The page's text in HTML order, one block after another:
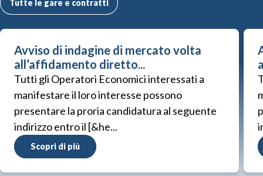
Tutte le gare e contratti
Avviso di indagine di mercato volta
all’affidamento diretto...
Tutti gli Operatori Economici interessati a
manifestare il loro interesse possono
presentare la proria candidatura al seguente
indirizzo entro il [&he...
Scopri di più